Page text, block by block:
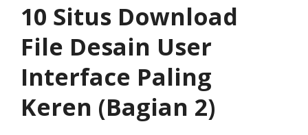
10 Situs Download
File Desain User
Interface Paling
Keren (Bagian 2)